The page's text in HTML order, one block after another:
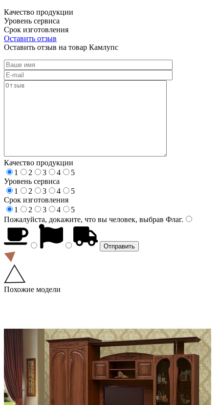
Качество продукции
Уровень сервиса
Срок изготовления
Оставить отзыв
Оставить отзыв на товар Камлупс
Качество продукции
1
2 3 4
5
Уровень сервиса
1
2 3 4
5
Срок изготовления
1
2 3 4
5
Пожалуйста, докажите, что вы человек, выбрав Флаг.
Похожие модели